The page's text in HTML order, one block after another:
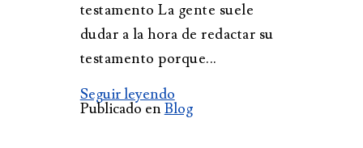
testamento La gente suele
dudar a la hora de redactar su
testamento porque...
Seguir leyendo
Publicado en Blog